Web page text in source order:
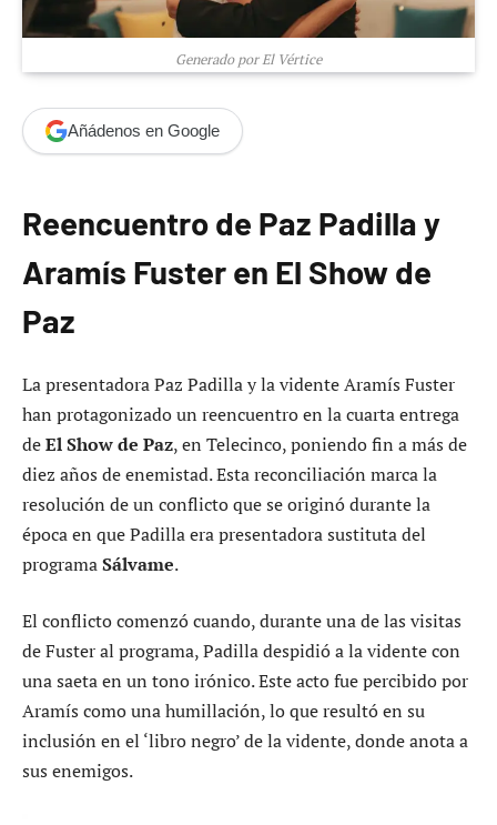
Generado por El Vértice
Añádenos en Google
Reencuentro de Paz Padilla y
Aramís Fuster en El Show de
Paz
La presentadora Paz Padilla y la vidente Aramís Fuster
han protagonizado un reencuentro en la cuarta entrega
deEl Show de Paz, en Telecinco, poniendo fin a más de
diez años de enemistad. Esta reconciliación marca la
resolución de un conflicto que se originó durante la
época en que Padilla era presentadora sustituta del
programaSálvame.
El conflicto comenzó cuando, durante una de las visitas
de Fuster al programa, Padilla despidió a la vidente con
una saeta en un tono irónico. Este acto fue percibido por
Aramís como una humillación, lo que resultó en su
inclusión en el ‘libro negro’ de la vidente, donde anota a
sus enemigos.